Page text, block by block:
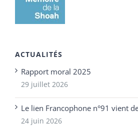
ACTUALITÉS
Rapport moral 2025
29 juillet 2026
Le lien Francophone n°91 vient
24 juin 2026